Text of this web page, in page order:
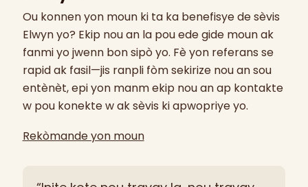
endepandans lakay yo ak nan kominote a.
Ou konnen yon moun ki ta ka benefisye de sèvis
Elwyn yo? Ekip nou an la pou ede gide moun ak
fanmi yo jwenn bon sipò yo. Fè yon referans se
rapid ak fasil—jis ranpli fòm sekirize nou an sou
entènèt, epi yon manm ekip nou an ap kontakte
w pou konekte w ak sèvis ki apwopriye yo.
Rekòmande yon moun